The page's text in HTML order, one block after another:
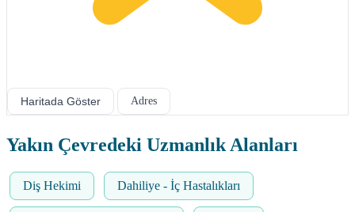
Haritada Göster Adres
Yakın Çevredeki Uzmanlık Alanları
Diş Hekimi Dahiliye - İç Hastalıkları